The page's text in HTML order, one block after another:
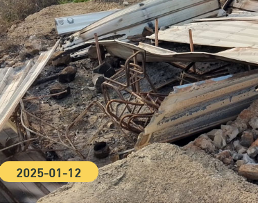
2025-01-12